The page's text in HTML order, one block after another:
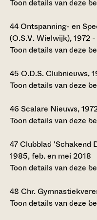
Toon details van deze
44Ontspanning- en
(O.S.V. Wielwijk), 1972
Toon details van deze
45 O.D.S. Clubnieuws,
Toon details van deze
46 Scalare Nieuws,
Toon details van deze
47Clubblad 'Schakend
1985, feb. en mei 2018
Toon details van deze
48 Chr.
Toon details van deze